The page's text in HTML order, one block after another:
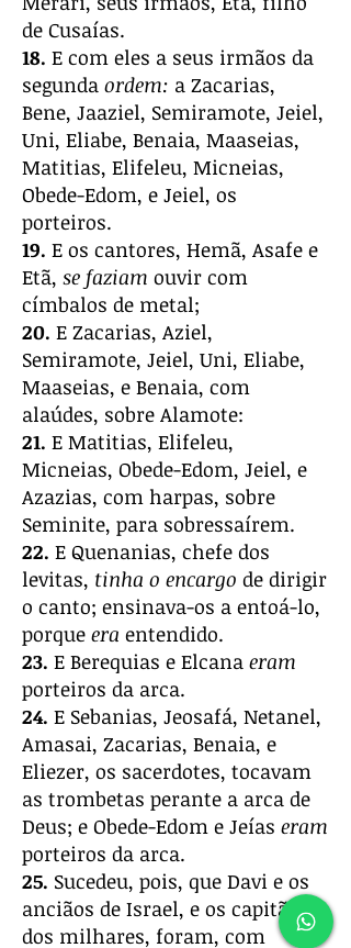
de Cusaías.
18. E com eles a seus irmãos da
segunda ordem: a Zacarias,
Bene, Jaaziel, Semiramote, Jeiel,
Uni, Eliabe, Benaia, Maaseias,
Matitias, Elifeleu, Micneias,
Obede-Edom, e Jeiel, os
porteiros.
19. E os cantores, Hemã, Asafe e
Etã, se faziam ouvir com
címbalos de metal;
20. E Zacarias, Aziel,
Semiramote, Jeiel, Uni, Eliabe,
Maaseias, e Benaia, com
alaúdes, sobre Alamote:
21. E Matitias, Elifeleu,
Micneias, Obede-Edom, Jeiel, e
Azazias, com harpas, sobre
Seminite, para sobressaírem.
22. E Quenanias, chefe dos
levitas, tinha o encargo de dirigir
o canto; ensinava-os a entoá-lo,
porque era entendido.
23. E Berequias e Elcana eram
porteiros da arca.
24. E Sebanias, Jeosafá, Netanel,
Amasai, Zacarias, Benaia, e
Eliezer, os sacerdotes, tocavam
as trombetas perante a arca de
Deus; e Obede-Edom e Jeías eram
porteiros da arca.
25. Sucedeu, pois, que Davi e os
anciãos de Israel, e os capitães
dos milhares, foram, com